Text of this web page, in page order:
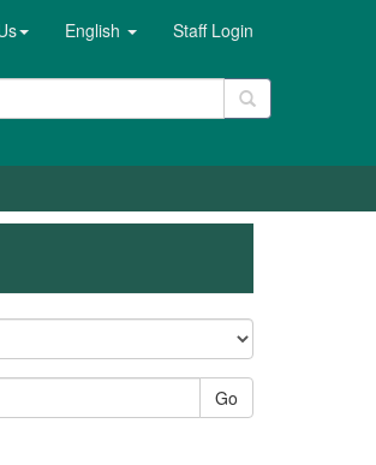
English Staff Login
Go